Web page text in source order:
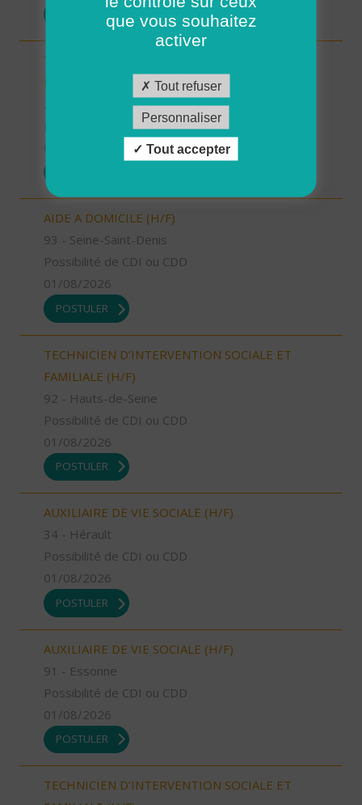
TECHNICIEN D’INTERVENTION SOCIALE ET
FAMILIALE (H/F)
Possibilité de CDI ou CDD
AIDE A DOMICILE (H/F)
93 - Seine-Saint-Denis
Possibilité de CDI ou CDD
01/08/2026
POSTULER
TECHNICIEN D’INTERVENTION SOCIALE ET
FAMILIALE (H/F)
92 - Hauts-de-Seine
Possibilité de CDI ou CDD
01/08/2026
POSTULER
AUXILIAIRE DE VIE SOCIALE (H/F)
34 - Hérault
Possibilité de CDI ou CDD
01/08/2026
POSTULER
AUXILIAIRE DE VIE SOCIALE (H/F)
91 - Essonne
Possibilité de CDI ou CDD
01/08/2026
POSTULER
TECHNICIEN D’INTERVENTION SOCIALE ET
que vous souhaitez
activer
Tout refuser
Personnaliser
Tout accepter